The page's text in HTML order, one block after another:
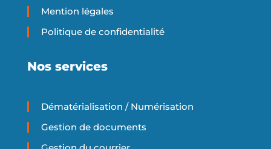
Mention légales
Politique de confidentialité
Nos services
Dématérialisation / Numérisation
Gestion de documents